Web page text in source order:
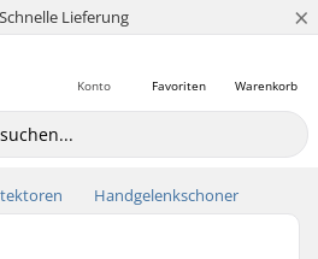
Schnelle Lieferung
5+ Mio. Kunden ×
Warenkorb
Favoriten
Konto
Handgelenkschoner